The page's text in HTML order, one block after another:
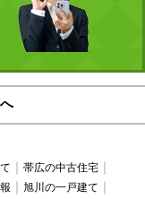
帯広の中古住宅
旭川の一戸建て